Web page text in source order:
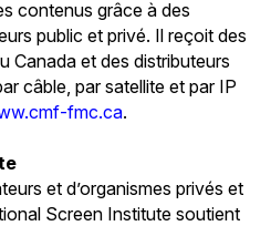
contenus grâce à des
public et privé. Il reçoit des
Canada et des distributeurs
câble, par satellite et par IP
fmc.ca.
et d’organismes privés et
Screen Institute soutient